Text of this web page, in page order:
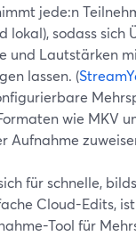
jede:n
lokal), sodass sich
und Lautstärken
lassen. (
wie MKV
Aufnahme
für schnelle,
Cloud-Edits,
Tool für